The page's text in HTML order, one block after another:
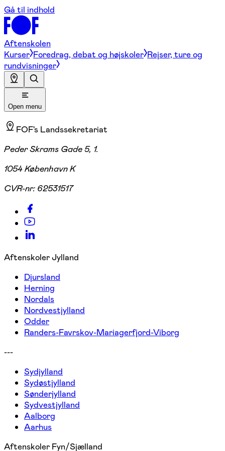
Gå til indhold
Aftenskolen
Kurser Foredrag, debat og højskoler Rejser, ture og
rundvisninger
Open menu
FOF's Landssekretariat
Peder Skrams Gade 5, 1.
1054 København K
CVR-nr: 62531517
Aftenskoler Jylland
Djursland
Herning
Nordals
Nordvestjylland
Odder
Randers-Favrskov-Mariagerfjord-Viborg
---
Sydjylland
Sydøstjylland
Sønderjylland
Sydvestjylland
Aalborg
Aarhus
Aftenskoler Fyn/Sjælland